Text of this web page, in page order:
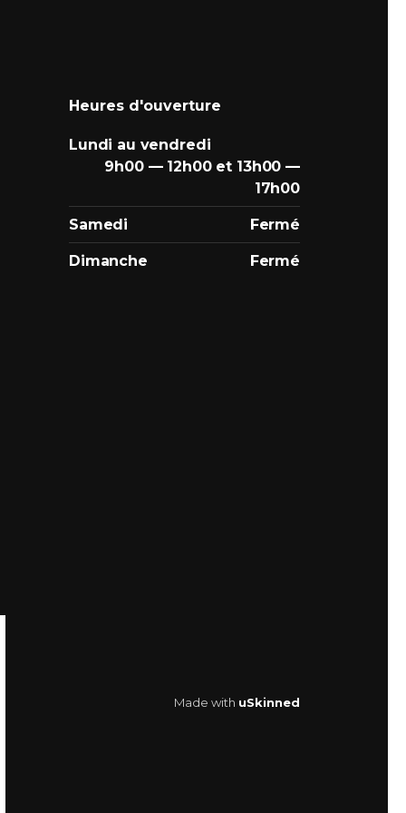
Heures d'ouverture
Lundi au vendredi
9h00 — 12h00 et 13h00 —
17h00
Samedi Fermé
Dimanche Fermé
Made with uSkinned